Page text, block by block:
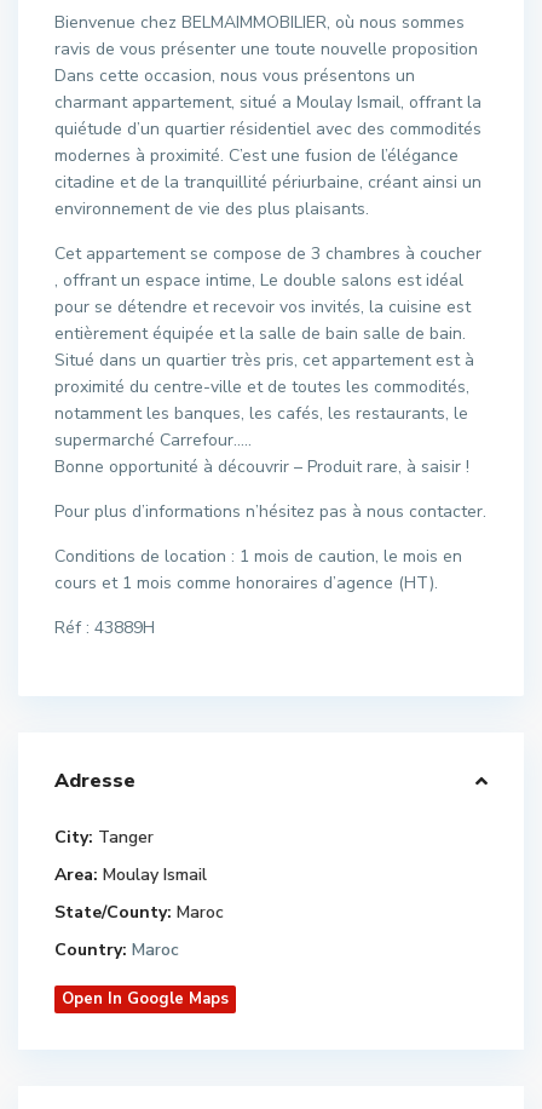
Bienvenue chez BELMAIMMOBILIER, où nous sommes
ravis de vous présenter une toute nouvelle proposition
Dans cette occasion, nous vous présentons un
charmant appartement, situé a Moulay Ismail, offrant la
quiétude d’un quartier résidentiel avec des commodités
modernes à proximité. C’est une fusion de l’élégance
citadine et de la tranquillité périurbaine, créant ainsi un
environnement de vie des plus plaisants.
Cet appartement se compose de 3 chambres à coucher
, offrant un espace intime, Le double salons est idéal
pour se détendre et recevoir vos invités, la cuisine est
entièrement équipée et la salle de bain salle de bain.
Situé dans un quartier très pris, cet appartement est à
proximité du centre-ville et de toutes les commodités,
notamment les banques, les cafés, les restaurants, le
supermarché Carrefour…..
Bonne opportunité à découvrir – Produit rare, à saisir !
Pour plus d’informations n’hésitez pas à nous contacter.
Conditions de location : 1 mois de caution, le mois en
cours et 1 mois comme honoraires d’agence (HT).
Réf : 43889H
Adresse
City: Tanger
Area: Moulay Ismail
State/County: Maroc
Country: Maroc
Open In Google Maps